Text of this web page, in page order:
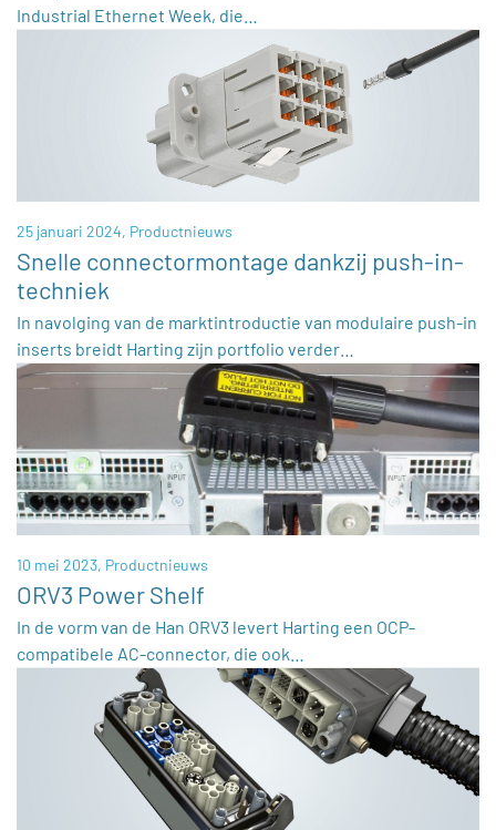
Industrial Ethernet Week, die…
25 januari 2024, Productnieuws
Snelle connectormontage dankzij push-in-
techniek
In navolging van de marktintroductie van modulaire push-in
inserts breidt Harting zijn portfolio verder…
10 mei 2023, Productnieuws
ORV3 Power Shelf
In de vorm van de Han ORV3 levert Harting een OCP-
compatibele AC-connector, die ook…